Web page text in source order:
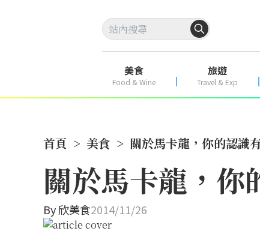
美食
Food & Wine
旅遊
Travel & Exp
首頁 > 美食 > 關於馬卡龍，你的認識
關於馬卡龍，你
By欣美食2014/11/26